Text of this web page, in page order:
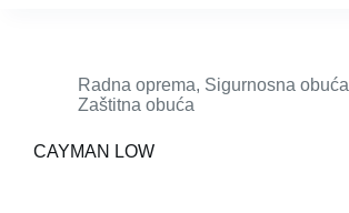
Radna oprema, Sigurnosna obuća
Zaštitna obuća
CAYMAN LOW